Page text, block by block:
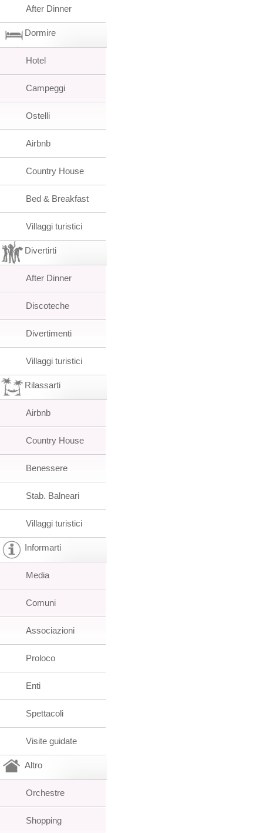
After Dinner
Dormire
Hotel
Campeggi
Ostelli
Airbnb
Country House
Bed & Breakfast
Villaggi turistici
Divertirti
After Dinner
Discoteche
Divertimenti
Villaggi turistici
Rilassarti
Airbnb
Country House
Benessere
Stab. Balneari
Villaggi turistici
Informarti
Media
Comuni
Associazioni
Proloco
Enti
Spettacoli
Visite guidate
Altro
Orchestre
Shopping